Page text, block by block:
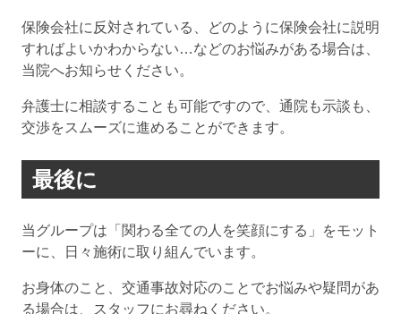
保険会社に反対されている、どのように保険会社に説明
すればよいかわからない…などのお悩みがある場合は、
当院へお知らせください。
弁護士に相談することも可能ですので、通院も示談も、
交渉をスムーズに進めることができます。
最後に
当グループは「関わる全ての人を笑顔にする」をモット
ーに、日々施術に取り組んでいます。
お身体のこと、交通事故対応のことでお悩みや疑問があ
る場合は、スタッフにお尋ねください。